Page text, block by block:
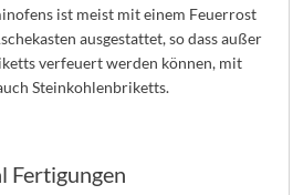
ist meist mit einem Feuerrost
ausgestattet, so dass außer
verfeuert werden können, mit
Steinkohlenbriketts.
Fertigungen